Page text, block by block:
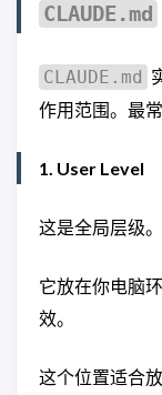
CLAUDE.md
CLAUDE.md
作用范围。最
1. User Level
这是全局层级。
它放在你电脑
效。
这个位置适合放